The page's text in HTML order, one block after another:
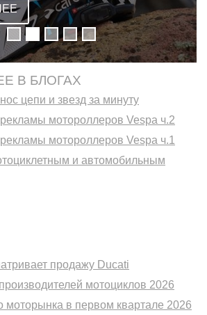
В БЛОГАХ
цепи и звезд за минуту
мотороллеров Vespa ч.2
мотороллеров Vespa ч.1
и автомобильным
продажу Ducati
мотоциклов 2026
моторынка в первом квартале 2026